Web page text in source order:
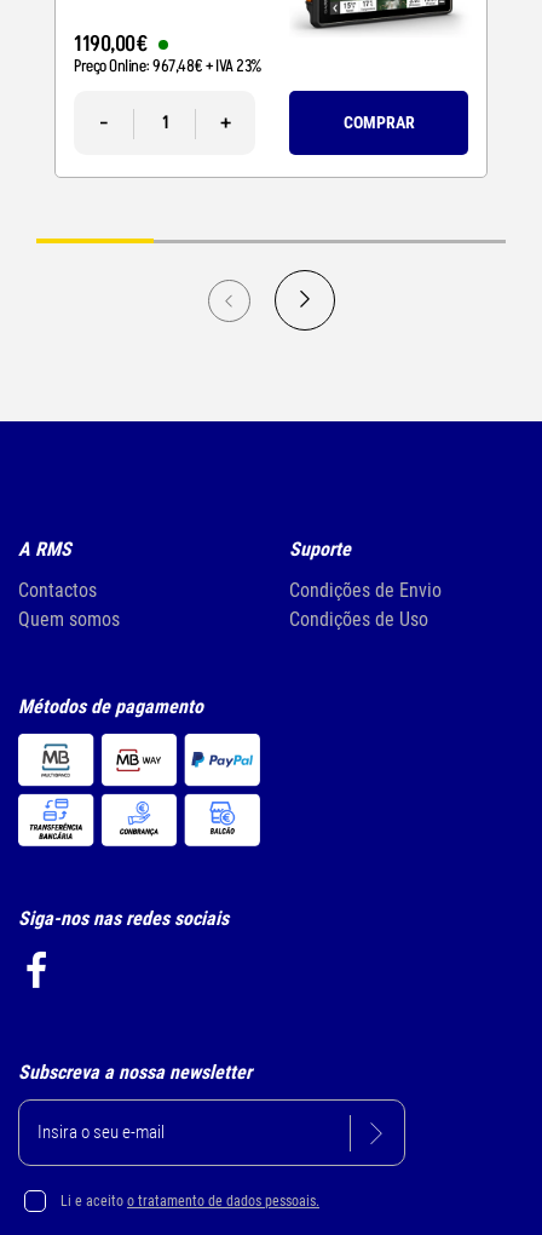
1190,00€
Preço Online:967,48€+ IVA 23%
- + COMPRAR
A RMS
Contactos
Quem somos
Suporte
Condições de Envio
Condições de Uso
Métodos de pagamento
Siga-nos nas redes sociais
Subscreva a nossa newsletter
Li e aceito o tratamento de dados pessoais.